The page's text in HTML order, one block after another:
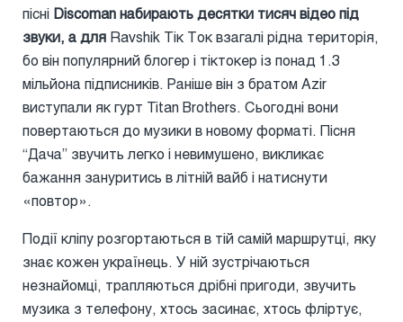
пісні Discoman набирають десятки тисяч відео під
звуки, а для Ravshik Тік Ток взагалі рідна територія,
бо він популярний блогер і тіктокер із понад 1.3
мільйона підписників. Раніше він з братом Azir
виступали як гурт Titan Brothers. Сьогодні вони
повертаються до музики в новому форматі. Пісня
“Дача” звучить легко і невимушено, викликає
бажання зануритись в літній вайб і натиснути
«повтор».
Події кліпу розгортаються в тій самій маршрутці, яку
знає кожен українець. У ній зустрічаються
незнайомці, трапляються дрібні пригоди, звучить
музика з телефону, хтось засинає, хтось фліртує,